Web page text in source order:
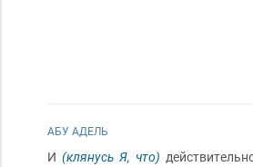
АБУ АДЕЛЬ
И (клянусь Я, что)